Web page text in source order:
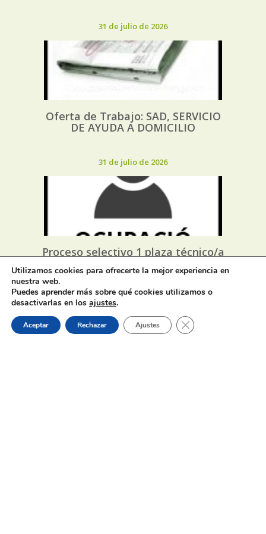
31 de julio de 2026
Oferta de Trabajo: SAD, SERVICIO
DE AYUDA A DOMICILIO
31 de julio de 2026
Proceso selectivo 1 plaza técnico/a
oposición
31 de julio de 2026
Utilizamos cookies para ofrecerte la mejor experiencia en
nuestra web.
Puedes aprender más sobre qué cookies utilizamos o
desactivarlas en los ajustes.
Aceptar Rechazar Ajustes Cerrar el banner de